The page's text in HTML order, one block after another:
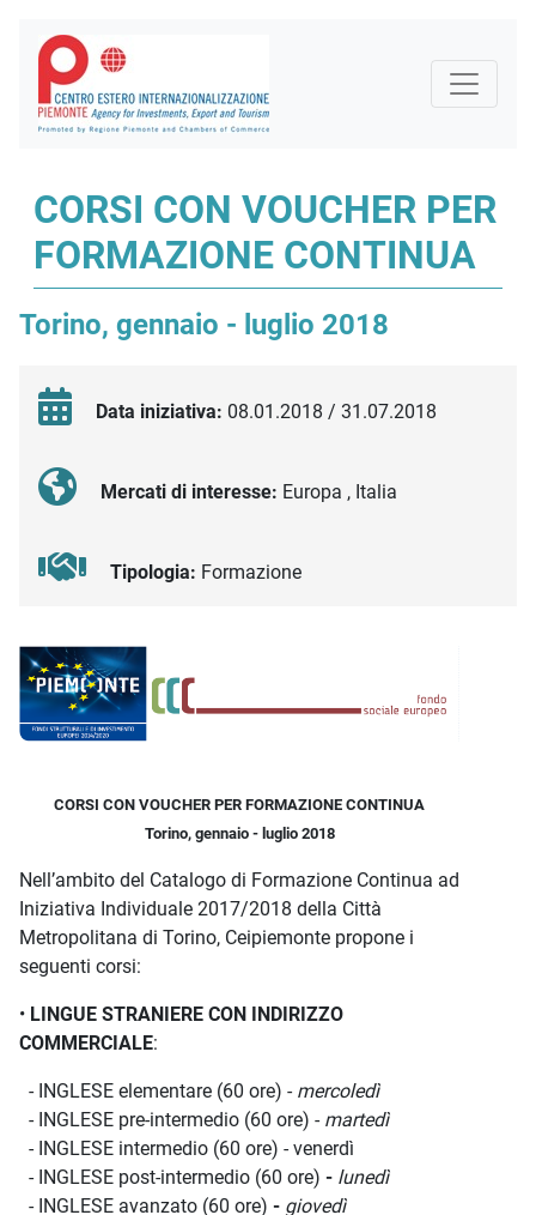
CORSI CON VOUCHER PER
FORMAZIONE CONTINUA
Torino, gennaio - luglio 2018
Data iniziativa: 08.01.2018 / 31.07.2018
Mercati di interesse: Europa , Italia
Tipologia: Formazione
Descrizione iniziativa
CORSI CON VOUCHER PER FORMAZIONE CONTINUA
Torino, gennaio - luglio 2018
Nell’ambito del Catalogo di Formazione Continua ad
Iniziativa Individuale 2017/2018 della Città
Metropolitana di Torino, Ceipiemonte propone i
seguenti corsi:
• LINGUE STRANIERE CON INDIRIZZO
COMMERCIALE:
- INGLESE elementare (60 ore) - mercoledì
- INGLESE pre-intermedio (60 ore) - martedì
- INGLESE intermedio (60 ore) - venerdì
- INGLESE post-intermedio (60 ore) - lunedì
- INGLESE avanzato (60 ore) - giovedì